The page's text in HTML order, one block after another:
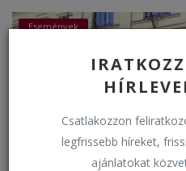
Csatlakozzon
legfrissebb híreket,
ajánlatokat
Események